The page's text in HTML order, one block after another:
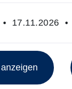
Termine zum
17.11.2026 •